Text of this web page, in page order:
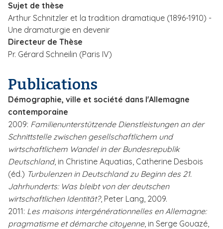
Sujet de thèse
Arthur Schnitzler et la tradition dramatique (1896-1910) -
Une dramaturgie en devenir
Directeur de Thèse
Pr. Gérard Schneilin (Paris IV)
Publications
Démographie, ville et société dans l'Allemagne
contemporaine
2009: Familienunterstützende Dienstleistungen an der
Schnittstelle zwischen gesellschaftlichem und
wirtschaftlichem Wandel in der Bundesrepublik
Deutschland, in Christine Aquatias, Catherine Desbois
(éd.) Turbulenzen in Deutschland zu Beginn des 21.
Jahrhunderts: Was bleibt von der deutschen
wirtschaftlichen Identität?, Peter Lang, 2009.
2011: Les maisons intergénérationnelles en Allemagne:
pragmatisme et démarche citoyenne, in Serge Gouazé,